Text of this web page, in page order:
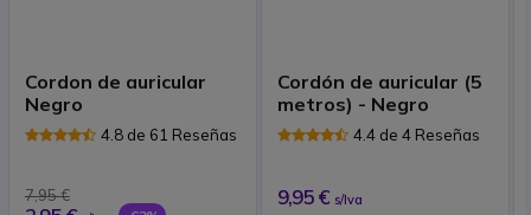
Cordon de auricular
Negro
4.8 de 61 Reseñas
7,95 €
Cordón de auricular (5
metros) - Negro
4.4 de 4 Reseñas
9,95 € s/Iva